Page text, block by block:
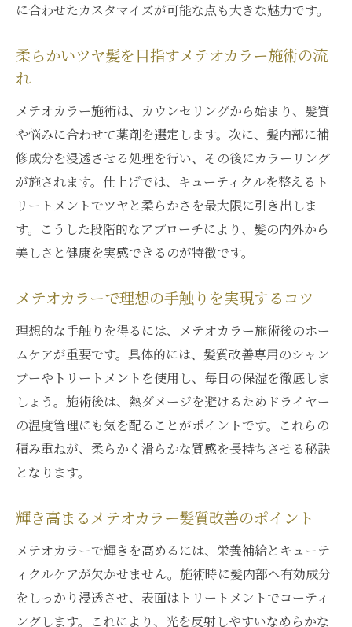
に合わせたカスタマイズが可能な点も大きな魅力です。
柔らかいツヤ髪を目指すメテオカラー施術の流
れ
メテオカラー施術は、カウンセリングから始まり、髪質
や悩みに合わせて薬剤を選定します。次に、髪内部に補
修成分を浸透させる処理を行い、その後にカラーリング
が施されます。仕上げでは、キューティクルを整えるト
リートメントでツヤと柔らかさを最大限に引き出しま
す。こうした段階的なアプローチにより、髪の内外から
美しさと健康を実感できるのが特徴です。
メテオカラーで理想の手触りを実現するコツ
理想的な手触りを得るには、メテオカラー施術後のホー
ムケアが重要です。具体的には、髪質改善専用のシャン
プーやトリートメントを使用し、毎日の保湿を徹底しま
しょう。施術後は、熱ダメージを避けるためドライヤー
の温度管理にも気を配ることがポイントです。これらの
積み重ねが、柔らかく滑らかな質感を長持ちさせる秘訣
となります。
輝き高まるメテオカラー髪質改善のポイント
メテオカラーで輝きを高めるには、栄養補給とキューテ
ィクルケアが欠かせません。施術時に髪内部へ有効成分
をしっかり浸透させ、表面はトリートメントでコーティ
ングします。これにより、光を反射しやすいなめらかな